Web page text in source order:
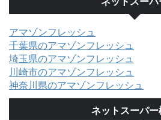
アマゾンフレッシュ
千葉県のアマゾンフレッシュ
埼玉県のアマゾンフレッシュ
川崎市のアマゾンフレッシュ
神奈川県のアマゾンフレッシュ
ネットスーパー